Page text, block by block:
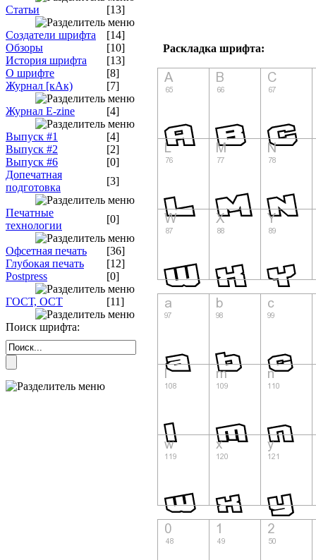
Статьи [13]
Создатели шрифта
[14]
Обзоры
[10]
История шрифта
[13]
О шрифте
[8]
Журнал [кАк)
[7]
Журнал E-zine [4]
Выпуск #1
[4]
Выпуск #2
[2]
Выпуск #6
[0]
Допечатная
подготовка
[3]
Печатные
технологии
[0]
Офсетная печать
[36]
Глубокая печать
[12]
Postpress
[0]
ГОСТ, ОСТ [11]
Поиск шрифта:
Раскладка шрифта: